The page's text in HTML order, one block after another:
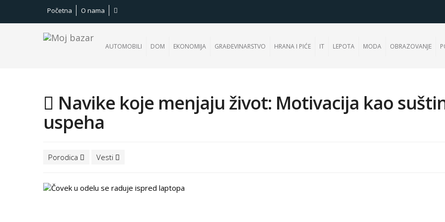
Početna O nama
AUTOMOBILI DOM EKONOMIJA GRAĐEVINARSTVO HRANA I PIĆE IT LEPOTA MODA OBRAZOVANJE
Navike koje menjaju život: Motivacija kao
uspeha
Porodica Vesti